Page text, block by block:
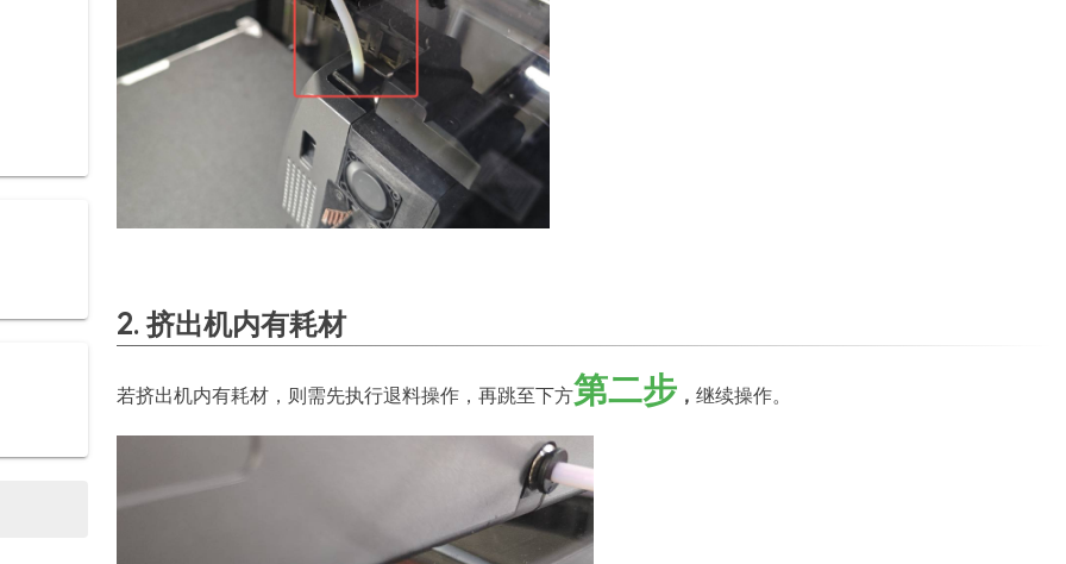
2. 挤出机内有耗材
若挤出机内有耗材，则需先执行退料操作，再跳至下方第二步 ， 继续操作。